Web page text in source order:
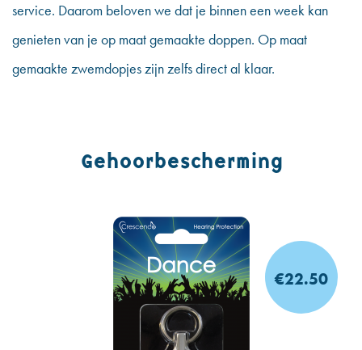
service. Daarom beloven we dat je binnen een week kan
genieten van je op maat gemaakte doppen. Op maat
gemaakte zwemdopjes zijn zelfs direct al klaar.
Gehoorbescherming
€22.50